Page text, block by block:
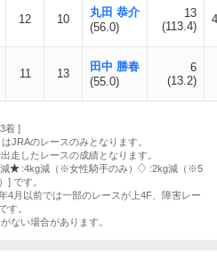
12 10
丸田 恭介
(56.0)
13
(113.4)
11 13
田中 勝春
(55.0)
6
(13.2)
着 ]
JRAのレースのみとなります。
走したレースの成績となります。
:4kg減（※女性騎手のみ）
:2kg減（※5
] です。
4月以前では一部のレースが上4F、障害レー
す。
ない場合があります。